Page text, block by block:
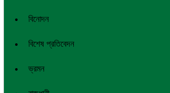
বিনোদন
বিশেষ প্রতিবেদন
ভ্রমন